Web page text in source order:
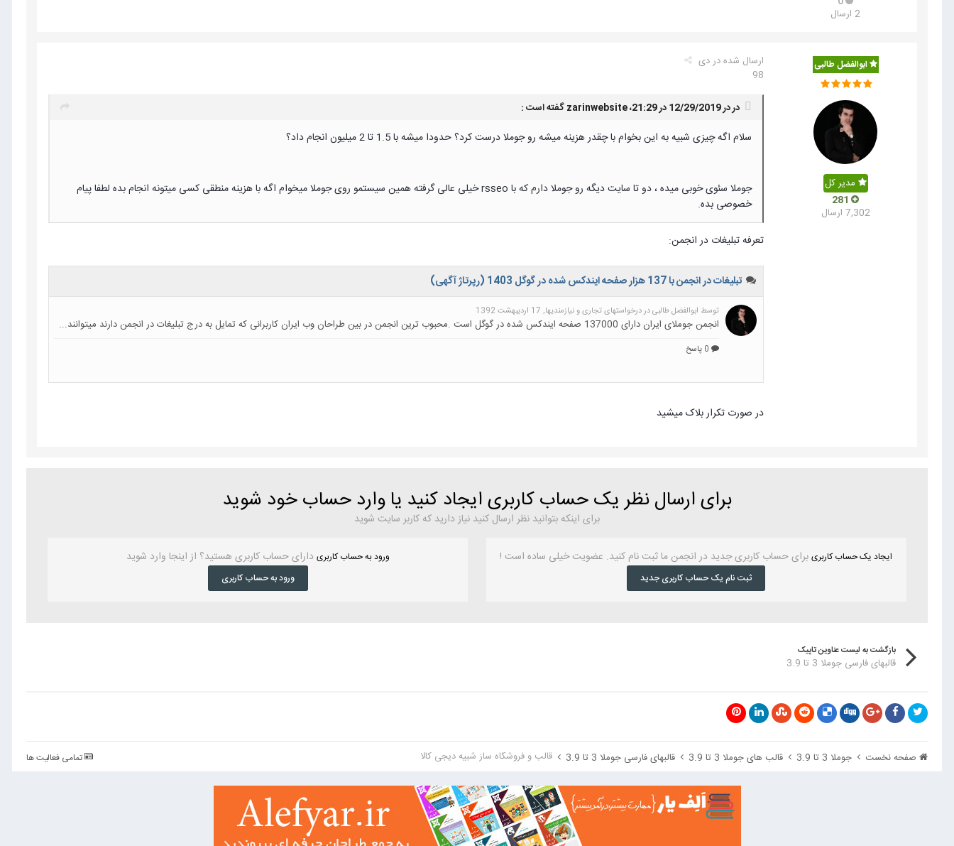
2 ارسال
ابوالفضل طالبی
مدیر کل
7,302 ارسال
ارسال شده دردی
98
در در 12/29/2019 در 21:29، zarinwebsiteگفته است :
سلام اگه چیزی شبیه به این بخوام با چقدر هزینه میشه رو جوملا درست کرد؟ حدودا میشه با 1.5 تا 2 میلیون انجام داد؟
جوملا سئوی خوبی میده ، دو تا سایت دیگه رو جوملا دارم که با rsseo خیلی عالی گرفته همین سیستمو روی جوملا میخوام اگه با هزینه منطقی کسی میتونه انجام بده لطفا پیام
خصوصی بده.
تعرفه تبلیغات در انجمن:
در صورت تکرار بلاک میشید
برای ارسال نظر یک حساب کاربری ایجاد کنید یا وارد حساب خود شوید
برای اینکه بتوانید نظر ارسال کنید نیاز دارید که کاربر سایت شوید
ایجاد یک حساب کاربری برای حساب کاربری جدید در انجمن ما ثبت نام کنید. عضویت خیلی ساده است !
ثبت نام یک حساب کاربری جدید
ورود به حساب کاربری دارای حساب کاربری هستید؟ از اینجا وارد شوید
ورود به حساب کاربری
بازگشت به لیست عناوین تاپیک
قالبهای فارسی جوملا 3 تا 3.9
تمامی فعالیت ها صفحه نخست جوملا 3 تا 3.9 قالب های جوملا 3 تا 3.9 قالبهای فارسی جوملا 3 تا 3.9 قالب و فروشگاه ساز شبیه دیجی کالا